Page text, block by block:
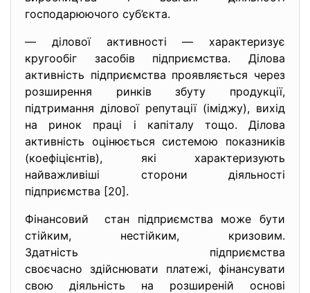
господарюючого суб’єкта.
— ділової активності — характеризує
кругообіг засобів підприємства. Ділова
активність підприємства проявляється через
розширення ринків збуту продукції,
підтримання ділової репутації (іміджу), вихід
на ринок праці і капіталу тощо. Ділова
активність оцінюється системою показників
(коефіцієнтів), які характеризують
найважливіші сторони діяльності
підприємства [20].
Фінансовий стан підприємства може бути
стійким, нестійким, кризовим.
Здатність підприємства
своєчасно здійснювати платежі, фінансувати
свою діяльність на розширеній основі